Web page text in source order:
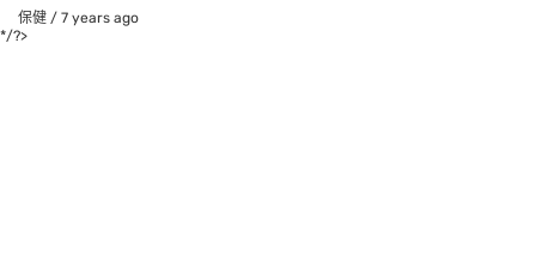
保健 / 7 years ago
*/?>